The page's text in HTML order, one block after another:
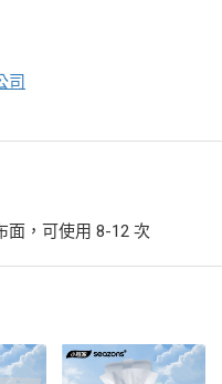
司
面，可使用 8-12 次